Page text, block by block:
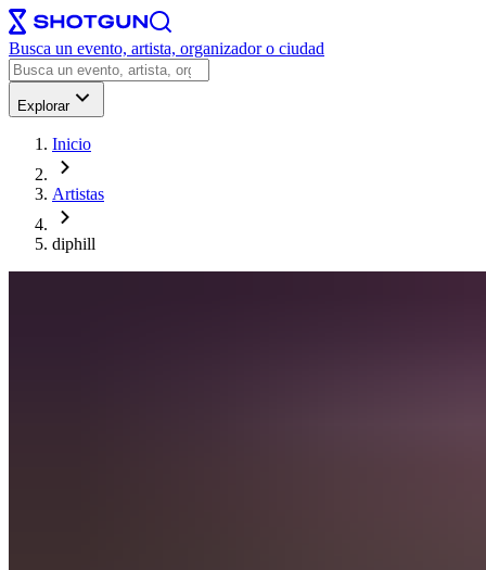
Busca un evento, artista, organizador o ciudad
Explorar
Inicio
Artistas
diphill